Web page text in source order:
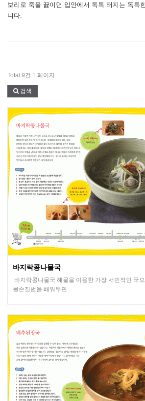
보리로 죽을 끓이면 입안에서 톡톡 터지는 독특
니다.
Total 9건 1 페이지
검색
바지락콩나물국
바지락콩나물국 해물을 이용한 가장 서민적인 국
물손질법을 배워두면 …